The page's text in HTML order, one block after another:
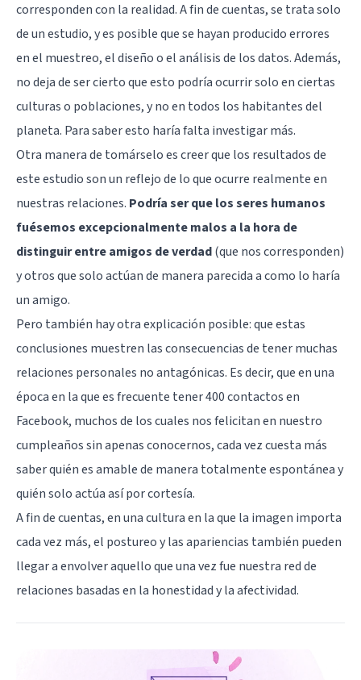
corresponden con la realidad. A fin de cuentas, se trata solo
de un estudio, y es posible que se hayan producido errores
en el muestreo, el diseño o el análisis de los datos. Además,
no deja de ser cierto que esto podría ocurrir solo en ciertas
culturas o poblaciones, y no en todos los habitantes del
planeta. Para saber esto haría falta investigar más.
Otra manera de tomárselo es creer que los resultados de
este estudio son un reflejo de lo que ocurre realmente en
nuestras relaciones. Podría ser que los seres humanos
fuésemos excepcionalmente malos a la hora de
distinguir entre amigos de verdad(que nos corresponden)
y otros que solo actúan de manera parecida a como lo haría
un amigo.
Pero también hay otra explicación posible: que estas
conclusiones muestren las consecuencias de tener muchas
relaciones personales no antagónicas. Es decir, que en una
época en la quees frecuente tener 400 contactos en
Facebook, muchos de los cuales nos felicitan en nuestro
cumpleaños sin apenas conocernos, cada vez cuesta más
saber quién es amable de manera totalmente espontánea y
quién solo actúa así por cortesía.
A fin de cuentas, en una cultura en la que la imagen importa
cada vez más, el postureoy las apariencias también pueden
llegar a envolver aquello que una vez fue nuestra red de
relaciones basadas en la honestidad y la afectividad.